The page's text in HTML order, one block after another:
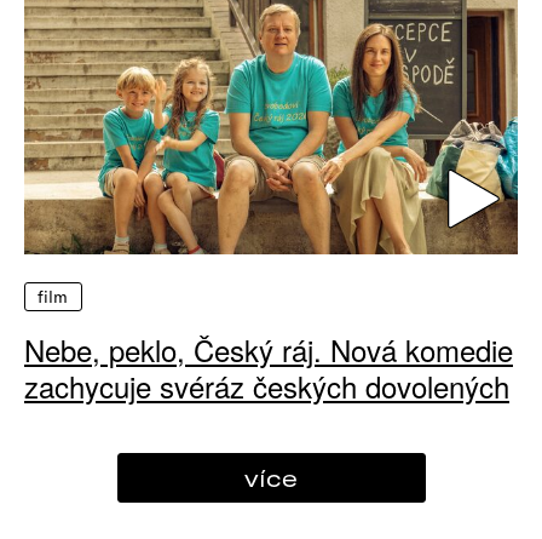
film
Nebe, peklo, Český ráj. Nová komedie
zachycuje svéráz českých dovolených
více